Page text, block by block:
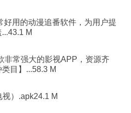
好用的动漫追番软件，为用户提
M
非常强大的影视APP，资源齐
目】...58.3 M
）.apk24.1 M